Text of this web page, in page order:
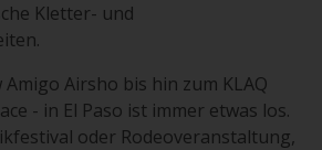
Kletter- und
Airsho bis hin zum KLAQ
- in El Paso ist immer etwas los.
oder Rodeoveranstaltung,